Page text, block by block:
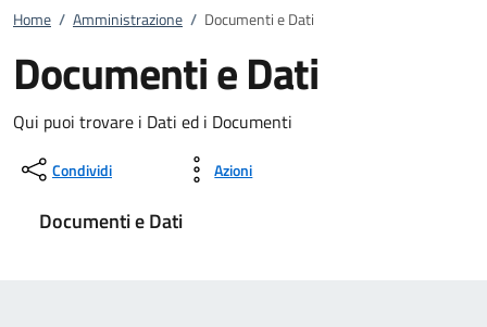
Home / Amministrazione / Documenti e Dati
Documenti e Dati
Qui puoi trovare i Dati ed i Documenti
Condividi Azioni
Documenti e Dati